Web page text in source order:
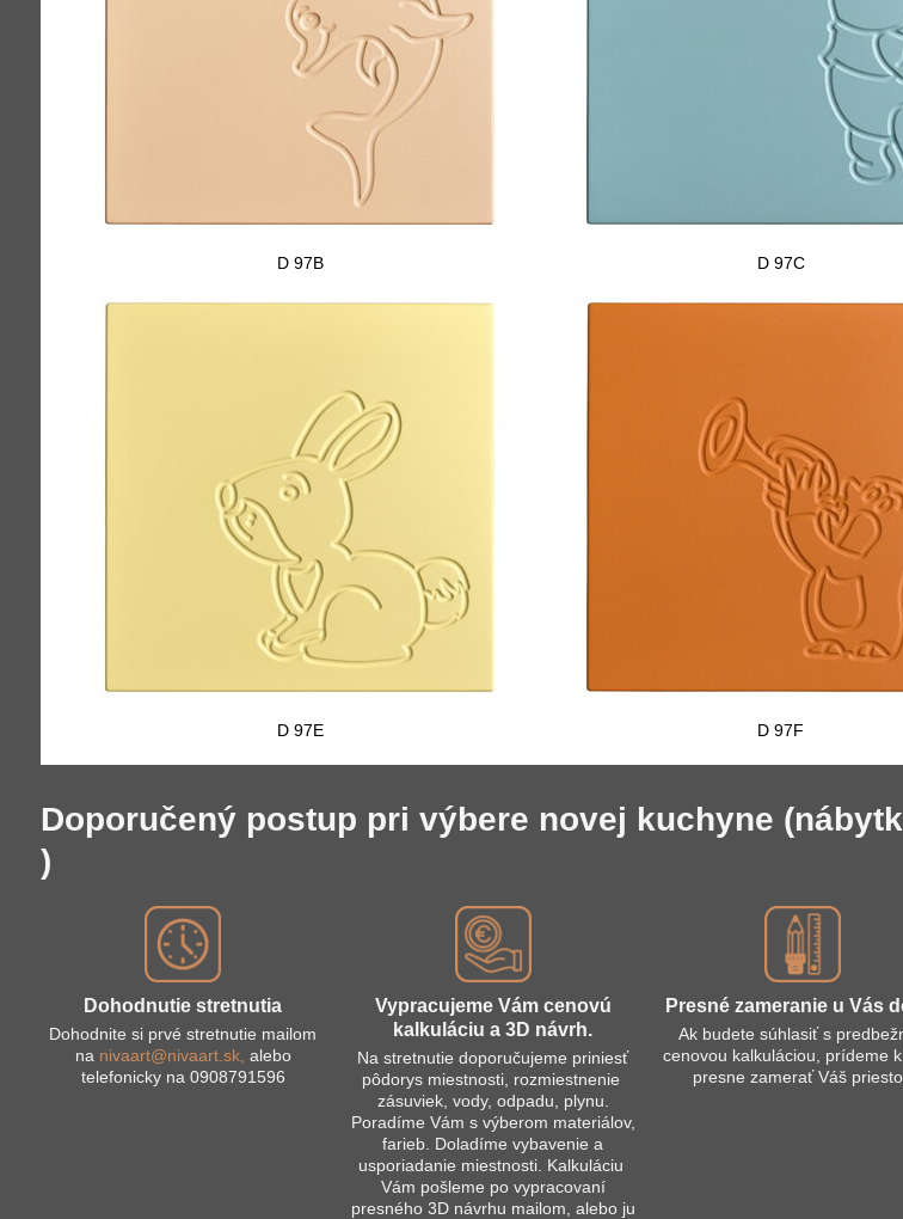
D 97B D 97C
D 97E D 97F
Doporučený postup pri výbere novej kuchyne
)
Dohodnutie stretnutia
Dohodnite si prvé stretnutie mailom
na nivaart@nivaart.sk, alebo
telefonicky na 0908791596
Vypracujeme Vám cenovú
kalkuláciu a 3D návrh​.
Na stretnutie doporučujeme priniesť
pôdorys miestnosti, rozmiestnenie
zásuviek, vody, odpadu, plynu.
Poradíme Vám s výberom materiálov,
farieb. Doladíme vybavenie a
usporiadanie miestnosti. Kalkuláciu
Vám pošleme po vypracovaní
presného 3D návrhu mailom, alebo ju
Presné zameranie u Vás
Ak budete súhlasiť s
cenovou kalkuláciou, prídeme
presne zamerať Váš